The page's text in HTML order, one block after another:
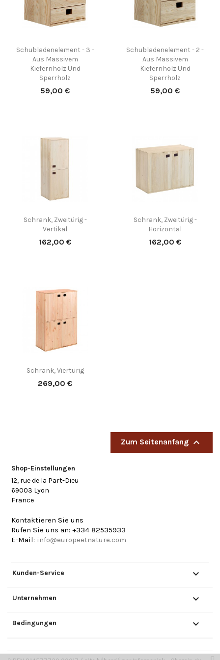
Schubladenelement - 3 -
Aus Massivem
Kiefernholz Und
Sperrholz
Preis
59,00 €
Schubladenelement - 2 -
Aus Massivem
Kiefernholz Und
Sperrholz
Preis
59,00 €
Schrank, Zweitürig -
Vertikal
Preis
162,00 €
Schrank, Zweitürig -
Horizontal
Preis
162,00 €
Schrank, Viertürig
Preis
269,00 €
Zum Seitenanfang 
Shop-Einstellungen
12, rue de la Part-Dieu
69003 Lyon
France
Kontaktieren Sie uns
Rufen Sie uns an: +334 82535933
E-Mail: info@europeetnature.com
Kunden-Service 
Unternehmen 
Bedingungen 